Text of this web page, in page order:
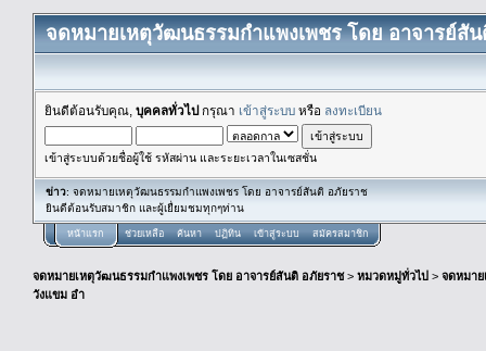
จดหมายเหตุวัฒนธรรมกำแพงเพชร โดย อาจารย์สั
ยินดีต้อนรับคุณ, บุคคลทั่วไปกรุณา เข้าสู่ระบบ หรือ ลงทะเบียน
เข้าสู่ระบบด้วยชื่อผู้ใช้ รหัสผ่าน และระยะเวลาในเซสชั่น
ข่าว: จดหมายเหตุวัฒนธรรมกำแพงเพชร โดย อาจารย์สันติ อภัยราช
ยินดีต้อนรับสมาชิก และผู้เยื่ยมชมทุกๆท่าน
หน้าแรก ช่วยเหลือ ค้นหา ปฏิทิน เข้าสู่ระบบ สมัครสมาชิก
จดหมายเหตุวัฒนธรรมกำแพงเพชร โดย อาจารย์สันติ อภัยราช> หมวดหมู่ทั่วไป > จดหมา
วังแขม อำ